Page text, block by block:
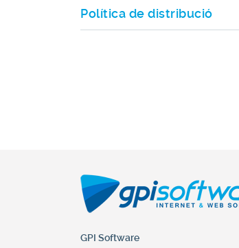
Política de distribució
GPI Software